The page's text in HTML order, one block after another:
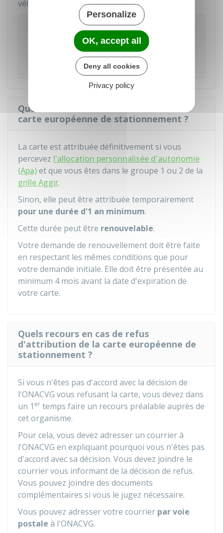
véhicule.
La carte est valable sur le territoire national et
dans l'ensemble des pays del'Union
Quelle est la durée d'attribution de la
carte européenne de stationnement ?
La carte est attribuée définitivement si vous
percevez l'allocation personnalisée d'autonomie
(Apa)et que vous êtes dans le groupe 1 ou 2 de la
grille Aggir.
Sinon, elle peut être attribuée temporairement
pour une durée d'1 an minimum.
Cette durée peut être renouvelable.
Votre demande de renouvellement doit être faite
en respectant les mêmes conditions que pour
votre demande initiale. Elle doit être présentée au
minimum 4 mois avant la date d'expiration de
votre carte.
Quels recours en cas de refus
d'attribution de la carte européenne de
stationnement ?
Si vous n'êtes pas d'accord avec la décision de
l'ONACVG vous refusant la carte, vous devez dans
un 1 er temps faire un recours préalable auprès de
cet organisme.
Pour cela, vous devez adresser un courrier à
l'ONACVG en expliquant pourquoi vous n'êtes pas
d'accord avec sa décision. Vous devez joindre le
courrier vous informant de la décision de refus.
Vous pouvez joindre des documents
complémentaires si vous le jugez nécessaire.
Vous pouvez adresser votre courrier par voie
postale à l'ONACVG.
Personalize
OK, accept all
Deny all cookies
Privacy policy